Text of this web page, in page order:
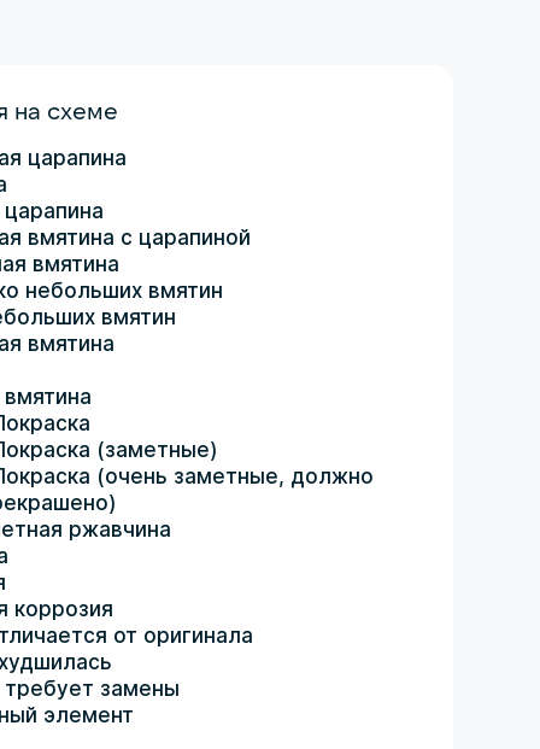
на схеме
царапина
вмятина с царапиной
вмятина
небольших вмятин
вмятин
вмятина
(заметные)
(очень заметные, должно
ржавчина
коррозия
от оригинала
замены
элемент